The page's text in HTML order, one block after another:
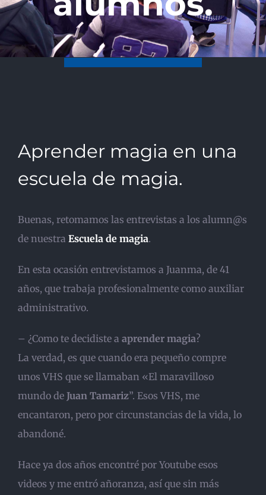
Aprender magia en una
escuela de magia.
Buenas, retomamos las entrevistas a los alumn@s
de nuestra Escuela de magia.
En esta ocasión entrevistamos a Juanma, de 41
años, que trabaja profesionalmente como auxiliar
administrativo.
– ¿Como te decidiste a aprender magia?
La verdad, es que cuando era pequeño compre
unos VHS que se llamaban «El maravilloso
mundo de Juan Tamariz”. Esos VHS, me
encantaron, pero por circunstancias de la vida, lo
abandoné.
Hace ya dos años encontré por Youtube esos
videos y me entró añoranza, así que sin más